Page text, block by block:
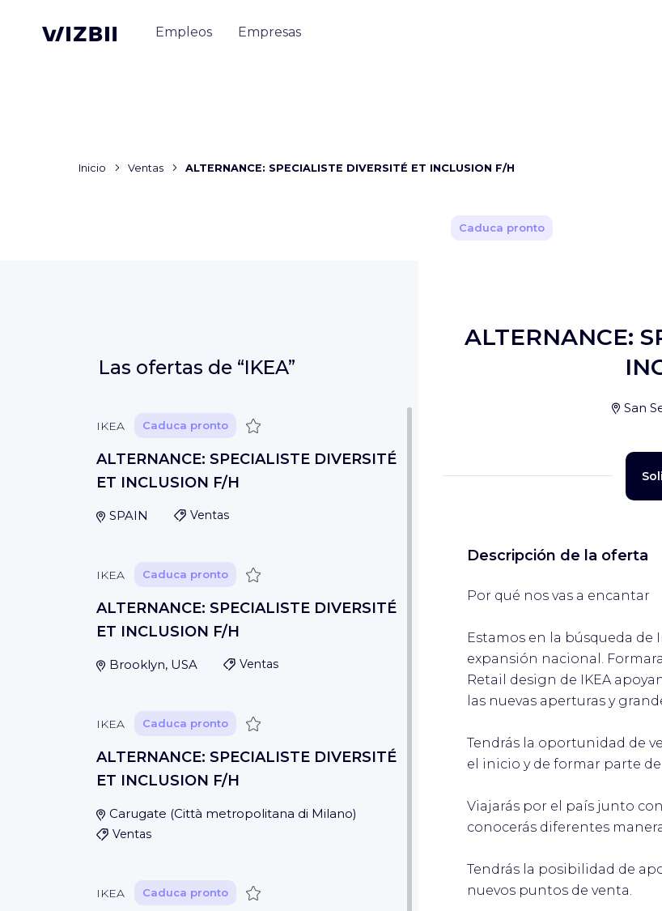
Empleos Empresas
Inicio Ventas ALTERNANCE: SPECIALISTE DIVERSITÉ ET INCLUSION F/H
Las ofertas de“IKEA”
IKEA Caduca pronto Guardar
ALTERNANCE: SPECIALISTE DIVERSITÉ
ET INCLUSION F/H
SPAIN Ventas
IKEA Caduca pronto Guardar
ALTERNANCE: SPECIALISTE DIVERSITÉ
ET INCLUSION F/H
Brooklyn, USA Ventas
IKEA Caduca pronto Guardar
ALTERNANCE: SPECIALISTE DIVERSITÉ
ET INCLUSION F/H
Carugate (Città metropolitana di Milano)
Ventas
IKEA Caduca pronto Guardar
Caduca pronto
ALTERNANCE:
San
Descripción de la oferta
Por qué nos vas a encantar
Estamos en la búsqueda
expansión nacional.
Retail design de IKEA
las nuevas aperturas y
Tendrás la oportunidad de
el inicio y de formar parte
Viajarás por el país junto
conocerás diferentes
Tendrás la posibilidad de
nuevos puntos de venta.